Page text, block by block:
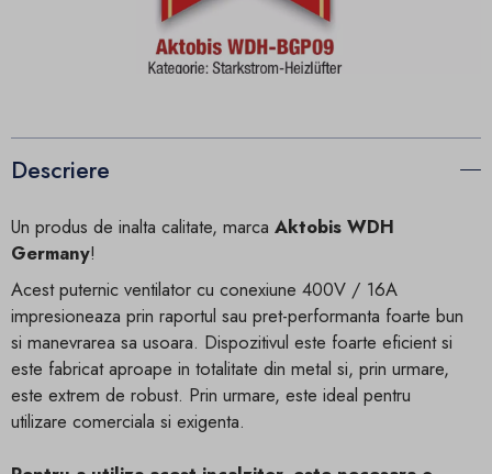
Descriere
Un produs de inalta calitate, marca Aktobis WDH
Germany!
Acest puternic ventilator cu conexiune 400V / 16A
impresioneaza prin raportul sau pret-performanta foarte bun
si manevrarea sa usoara. Dispozitivul este foarte eficient si
este fabricat aproape in totalitate din metal si, prin urmare,
este extrem de robust. Prin urmare, este ideal pentru
utilizare comerciala si exigenta.